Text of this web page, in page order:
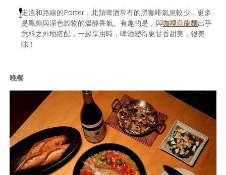
走溫和路線的Porter，此類啤酒常有的黑咖啡氣息較少，更多
是黑糖與深色榖物的溫醇香氣。有趣的是，與咖哩烏龍麵出乎
意料之外地搭配，一起享用時，啤酒變得更甘香甜美，很美
味！
晚餐